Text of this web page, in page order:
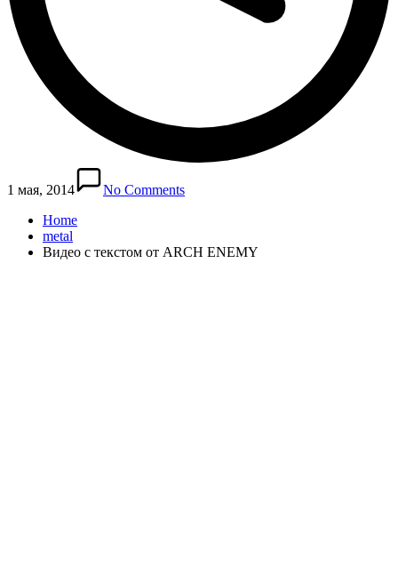
1 мая, 2014
No Comments
Home
metal
Видео с текстом от ARCH ENEMY